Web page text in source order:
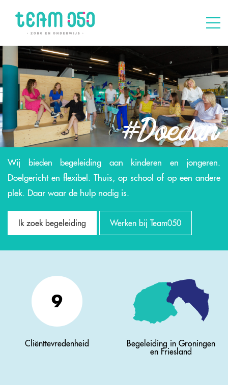
Wij bieden begeleiding aan kinderen en jongeren.
Doelgericht en flexibel. Thuis, op school of op een andere
plek. Daar waar de hulp nodig is.
Ik zoek begeleiding Werken bij Team050
9
Cliënttevredenheid
Begeleiding in Groningen
en Friesland